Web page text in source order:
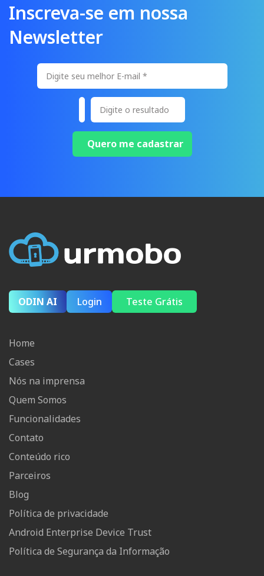
Inscreva-se em nossa
Newsletter
Quero me cadastrar
ODIN AI Login Teste Grátis
Home
Cases
Nós na imprensa
Quem Somos
Funcionalidades
Contato
Conteúdo rico
Parceiros
Blog
Política de privacidade
Android Enterprise Device Trust
Política de Segurança da Informação